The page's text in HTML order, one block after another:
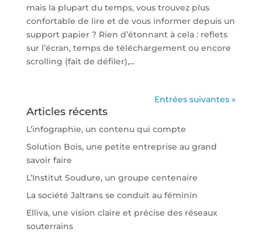
mais la plupart du temps, vous trouvez plus
confortable de lire et de vous informer depuis un
support papier ? Rien d’étonnant à cela : reflets
sur l’écran, temps de téléchargement ou encore
scrolling (fait de défiler),...
Entrées suivantes »
Articles récents
L’infographie, un contenu qui compte
Solution Bois, une petite entreprise au grand
savoir faire
L’Institut Soudure, un groupe centenaire
La société Jaltrans se conduit au féminin
Elliva, une vision claire et précise des réseaux
souterrains